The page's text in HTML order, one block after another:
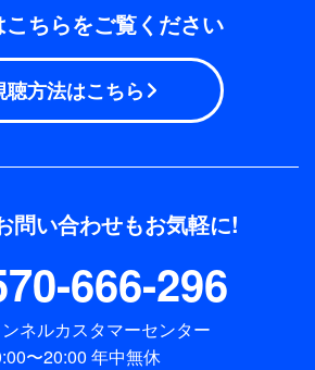
ちらをご覧ください
聴方法はこちら
問い合わせもお気軽に!
666-296
ネルカスタマーセンター
〜20:00 年中無休